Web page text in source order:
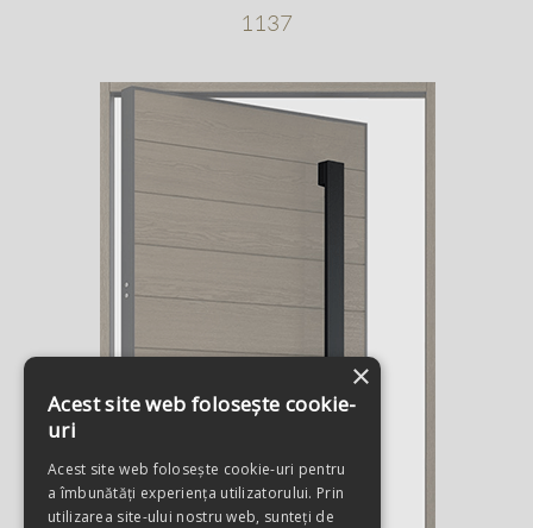
1137
×
Acest site web folosește cookie-
uri
Acest site web folosește cookie-uri pentru
a îmbunătăți experiența utilizatorului. Prin
utilizarea site-ului nostru web, sunteți de